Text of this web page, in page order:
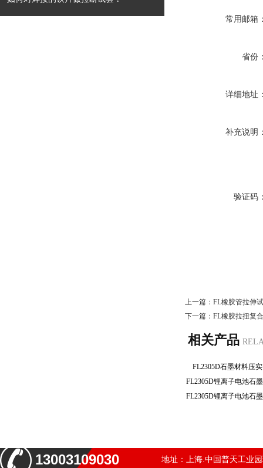
常用邮箱
省份
详细地址
补充说明
验证码
上一篇： FL橡胶管拉伸
下一篇： FL橡胶拉扭复
相关产品
FL2305D石墨材料压
13003109030 地址：上海.中国普天工业